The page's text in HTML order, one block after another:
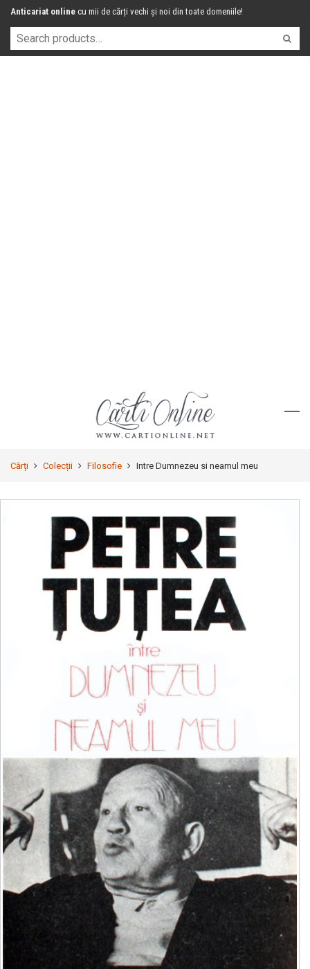
Anticariat online cu mii de cărți vechi și noi din toate domeniile!
Cărți Colecții Filosofie Intre Dumnezeu si neamul meu